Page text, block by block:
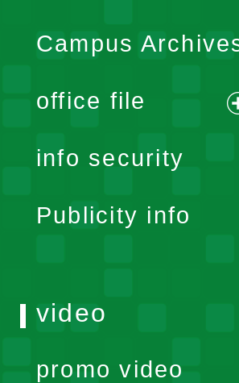
Campus
office file
info security
Publicity info
video
promo video